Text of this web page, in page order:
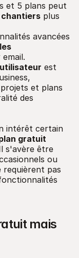
et 5 plans peut
plus
avancées
email.
est
et plans
des
intérêt certain
gratuit
s'avère être
ou
requièrent pas
mais